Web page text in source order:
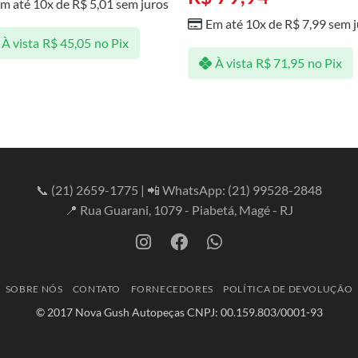
até 10x de R$5,01 sem juros
À vista R$45,05 no Pix
Em até 10x de R$ 7,99sem
À vista R$ 71,95 no Pix
📞 (21) 2659-1775 | 📲 WhatsApp: (21) 99528-2848
📍 Rua Guarani, 1079 - Piabetá, Magé - RJ
SOBRE NÓS CONTATO FORNECEDORES POLÍTICA DE DEVOLUÇÃO
© 2017 Nova Gush Autopeças CNPJ: 00.159.803/0001-93